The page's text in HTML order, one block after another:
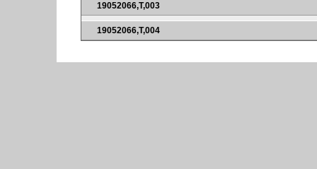
19052066,T,003
19052066,T,004